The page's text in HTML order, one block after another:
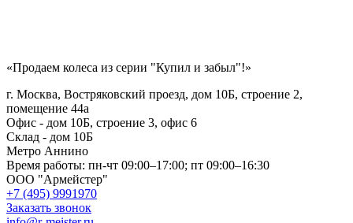
«Продаем колеса из серии "Купил и забыл"!»
г. Москва, Востряковский проезд, дом 10Б, строение 2,
помещение 44а
Офис - дом 10Б, строение 3, офис 6
Склад - дом 10Б
Метро Аннино
Время работы: пн-чт 09:00–17:00; пт 09:00–16:30
ООО "Армейстер"
+7 (495) 9991970
Заказать звонок